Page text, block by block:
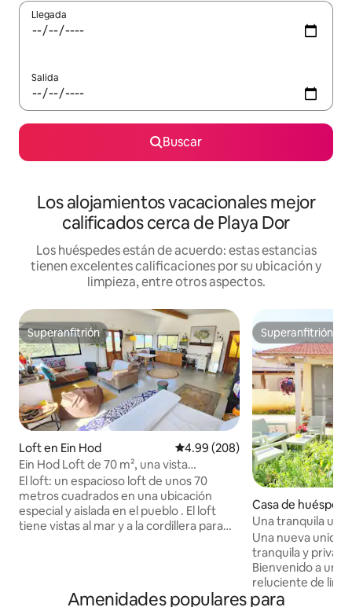
Llegada
Salida
Buscar
Los alojamientos vacacionales mejor
calificados cerca de Playa Dor
Los huéspedes están de acuerdo: estas estancias
tienen excelentes calificaciones por su ubicación y
limpieza, entre otros aspectos.
Superanfitrión
Superanfitrión
Loft en Ein Hod Calificación promedio: 4.99 de
4.99 (208)
Ein Hod Loft de 70 m², una vista
panorámica mágica y espectacular del
mar y las montañas
El loft: un espacioso loft de unos 70
metros cuadrados en una ubicación
especial y aislada en el pueblo . El loft
tiene vistas al mar y a la cordillera para
espacio y establecen una sensación
Superanfitrión
Superanfitrión
Casa de
es Hanna-Karkur
Una tranquila
patio privado en
Una nueva
tranquila y
Bienvenido a un
reluciente de
separado y una
Amenidades populares para